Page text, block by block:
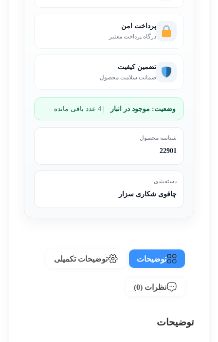
پرداخت امن
درگاه پرداخت معتبر
تضمین کیفیت
ضمانت سلامت محصول
وضعیت: موجود در انبار
شناسه محصول
22901
دسته‌بندی
چاقوی شکاری سزار
توضیحات توضیحات تکمیلی
نظرات (0)
توضیحات